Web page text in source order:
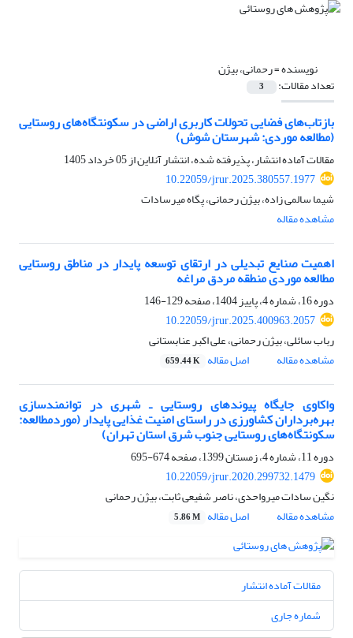
نویسنده =رحمانی، بیژن
تعداد مقالات: 3
بازتاب‌های فضایی تحولات کاربری اراضی در سکونتگاه‌های روستایی
(مطالعه موردی: شهرستان شوش)
مقالات آماده انتشار، پذیرفته شده، انتشار آنلاین از05 خرداد 1405
10.22059/jrur.2025.380557.1977
شیما سالمی زاده، بیژن رحمانی، پگاه میرسادات
مشاهده مقاله
اهمیت صنایع تبدیلی در ارتقای توسعه پایدار در مناطق روستایی
مطالعه موردی منطقه مردق مراغه
دوره 16، شماره 4، پاییز 1404، صفحه
129-146
10.22059/jrur.2025.400963.2057
رباب سائلی، بیژن رحمانی، علی اکبر عنابستانی
مشاهده مقاله
اصل مقاله 659.44 K
واکاوی جایگاه پیوندهای روستایی ـ شهری در توانمندسازی
بهره‌برداران کشاورزی در راستای امنیت غذایی پایدار (موردمطالعه:
سکونتگاه‌های روستایی جنوب شرق استان تهران)
دوره 11، شماره 4، زمستان 1399، صفحه
674-695
10.22059/jrur.2020.299732.1479
نگین سادات میرواحدی، ناصر شفیعی ثابت، بیژن رحمانی
مشاهده مقاله
اصل مقاله 5.86 M
مقالات آماده انتشار
شماره جاری